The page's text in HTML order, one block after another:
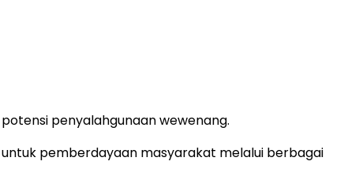
penyalahgunaan wewenang.
pemberdayaan masyarakat melalui berbagai